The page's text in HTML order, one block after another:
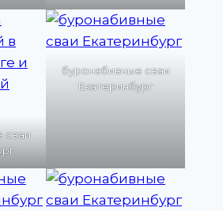
сваи
буронабивные сваи
Екатеринбург